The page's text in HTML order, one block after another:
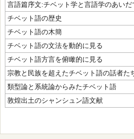
言語篇序文:チベット学と言語学のあいだ
チベット語の歴史
チベット語の木簡
チベット語の文法を動的に見る
チベット語方言を俯瞰的に見る
宗教と民族を超えたチベット語の話者た
類型論と系統論からみたチベット語
敦煌出土のシャンシュン語文献